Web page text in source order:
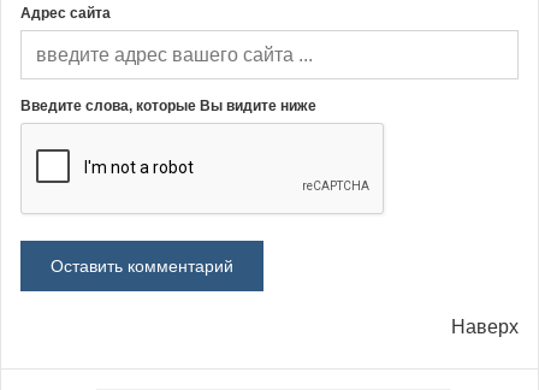
Адрес сайта
Введите слова, которые Вы видите ниже
Наверх